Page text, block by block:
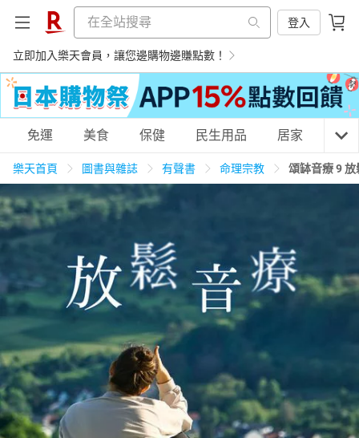
登入
立即加入樂天會員，讓您邊購物邊賺點數！
購物網分類
天天免運 美食蛋糕
居家生活 3C家電 運動休閒 親子玩具
女裝 男裝
日本購物 電子/紙本書
HOT
免運 美食 保健 民生用品 居家 3C
樂天首頁 圖書與雜誌 有聲書 命理宗教 頌缽音療 9